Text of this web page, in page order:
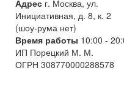
Адрес г. Москва, ул.
Инициативная, д. 8, к. 2
(шоу-рума нет)
Время работы 10:00 -
ИП Порецкий М. М.
ОГРН 308770000288578